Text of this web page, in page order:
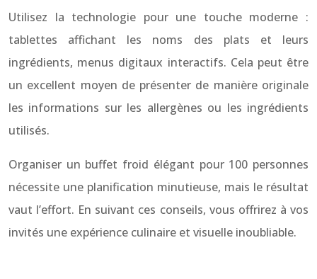
Utilisez la technologie pour une touche moderne :
tablettes affichant les noms des plats et leurs
ingrédients, menus digitaux interactifs. Cela peut être
un excellent moyen de présenter de manière originale
les informations sur les allergènes ou les ingrédients
utilisés.
Organiser un buffet froid élégant pour 100 personnes
nécessite une planification minutieuse, mais le résultat
vaut l’effort. En suivant ces conseils, vous offrirez à vos
invités une expérience culinaire et visuelle inoubliable.